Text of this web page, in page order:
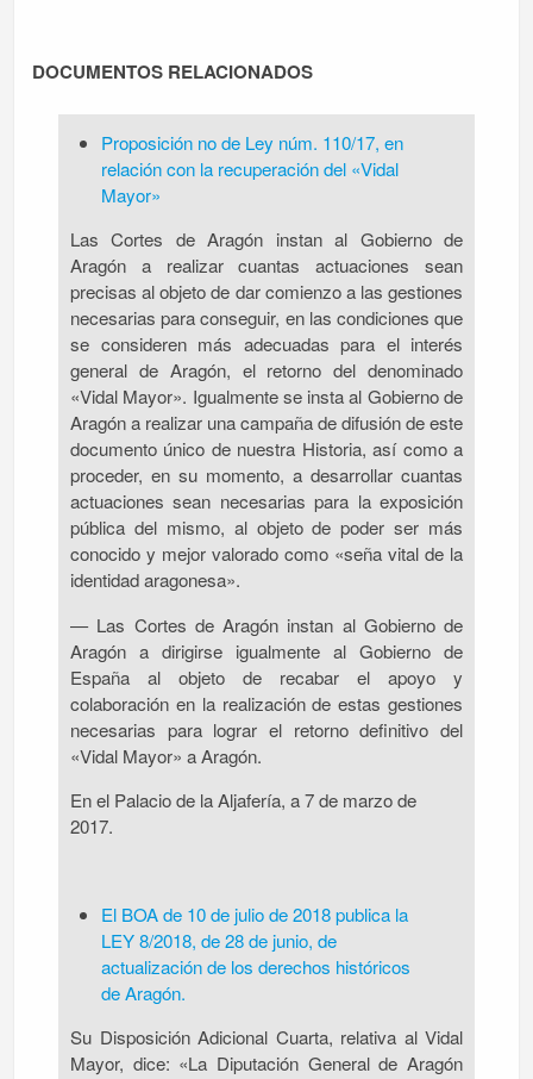
DOCUMENTOS RELACIONADOS
Proposición no de Ley núm. 110/17, en
relación con la recuperación del «Vidal
Mayor»
Las Cortes de Aragón instan al Gobierno de
Aragón a realizar cuantas actuaciones sean
precisas al objeto de dar comienzo a las gestiones
necesarias para conseguir, en las condiciones que
se consideren más adecuadas para el interés
general de Aragón, el retorno del denominado
«Vidal Mayor». Igualmente se insta al Gobierno de
Aragón a realizar una campaña de difusión de este
documento único de nuestra Historia, así como a
proceder, en su momento, a desarrollar cuantas
actuaciones sean necesarias para la exposición
pública del mismo, al objeto de poder ser más
conocido y mejor valorado como «seña vital de la
identidad aragonesa».
— Las Cortes de Aragón instan al Gobierno de
Aragón a dirigirse igualmente al Gobierno de
España al objeto de recabar el apoyo y
colaboración en la realización de estas gestiones
necesarias para lograr el retorno definitivo del
«Vidal Mayor» a Aragón.
En el Palacio de la Aljafería, a 7 de marzo de
2017.
El BOA de 10 de julio de 2018 publica la
LEY 8/2018, de 28 de junio, de
actualización de los derechos históricos
de Aragón.
Su Disposición Adicional Cuarta, relativa al Vidal
Mayor, dice: «La Diputación General de Aragón